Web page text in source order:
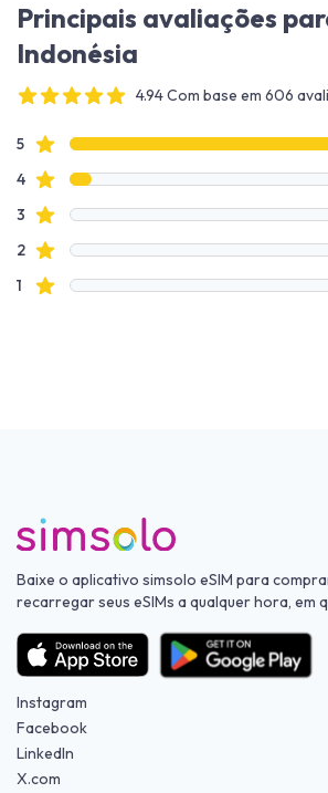
Principais avaliações
Indonésia
4.94 Com base em 606
Dados de avaliação
5avaliações de estrelas
4avaliações de estrelas
3 avaliações de estrelas
2avaliações de estrelas
1 avaliações de estrelas
Baixe o aplicativo simsolo eSIM para
recarregar seus eSIMs a qualquer hora, em
Instagram
Facebook
LinkedIn
X.com